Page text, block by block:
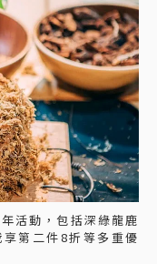
活動，包括深綠龍鹿
第二件8折等多重優